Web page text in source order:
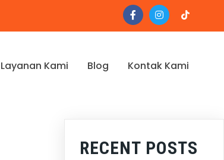
Layanan Kami Blog Kontak Kami
RECENT POSTS